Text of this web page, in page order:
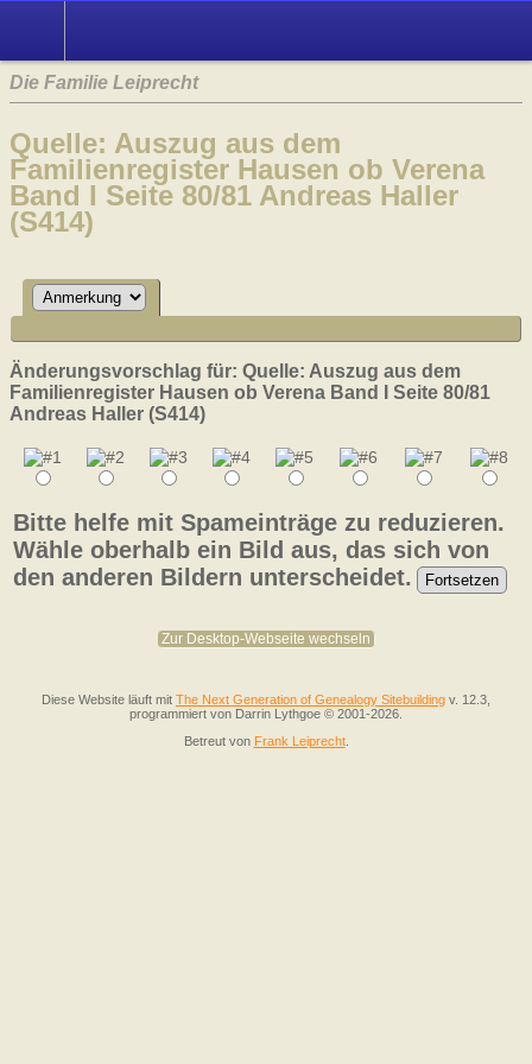
Die Familie Leiprecht
Quelle: Auszug aus dem
Familienregister Hausen ob Verena
Band I Seite 80/81 Andreas Haller
(S414)
Änderungsvorschlag für: Quelle: Auszug aus dem
Familienregister Hausen ob Verena Band I Seite 80/81
Andreas Haller (S414)
Bitte helfe mit Spameinträge zu reduzieren.
Wähle oberhalb ein Bild aus, das sich von
den anderen Bildern unterscheidet.
Zur Desktop-Webseite wechseln
Diese Website läuft mit The Next Generation of Genealogy Sitebuilding v. 12.3,
programmiert von Darrin Lythgoe © 2001-2026.
Betreut von Frank Leiprecht.